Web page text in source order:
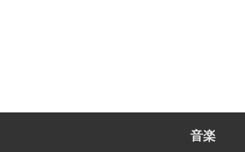
音楽